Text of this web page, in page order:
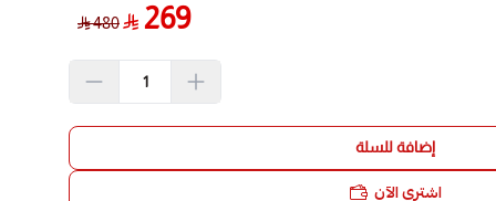
مجاناً
269
480
إضافة للسلة
اشتري الآن